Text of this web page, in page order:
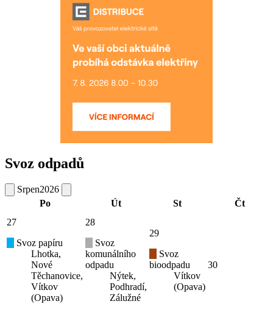
Svoz odpadů
Srpen2026
Po
Út St
Čt
27
Svoz papíru
Lhotka,
Nové
Těchanovice,
Vítkov
(Opava)
28
Svoz
komunálního
odpadu
Nýtek,
Podhradí,
Zálužné
29
Svoz
bioodpadu
Vítkov
(Opava)
30